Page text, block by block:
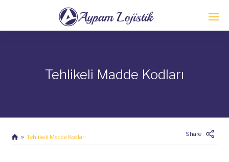
Tehlikeli Madde Kodları
Tehlikeli Madde Kodları Share